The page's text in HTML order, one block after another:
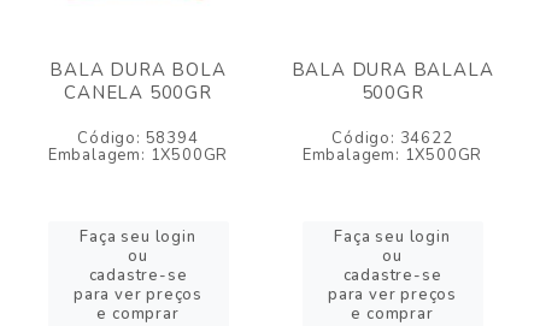
BALA DURA BOLA
CANELA 500GR
Código: 58394
Embalagem: 1X500GR
Faça seu login
ou
cadastre-se
para ver preços
e comprar
BALA DURA BALALA
500GR
Código: 34622
Embalagem: 1X500GR
Faça seu login
ou
cadastre-se
para ver preços
e comprar